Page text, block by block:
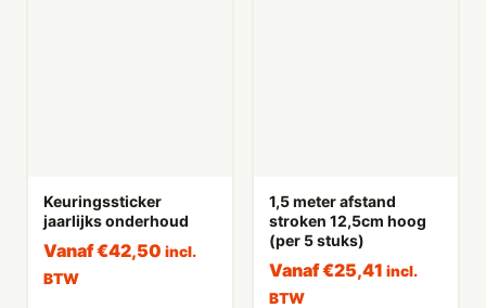
Keuringssticker
jaarlijks onderhoud
Vanaf€42,50 incl.
BTW
1,5 meter afstand
stroken 12,5cm hoog
(per 5 stuks)
Vanaf€25,41 incl.
BTW